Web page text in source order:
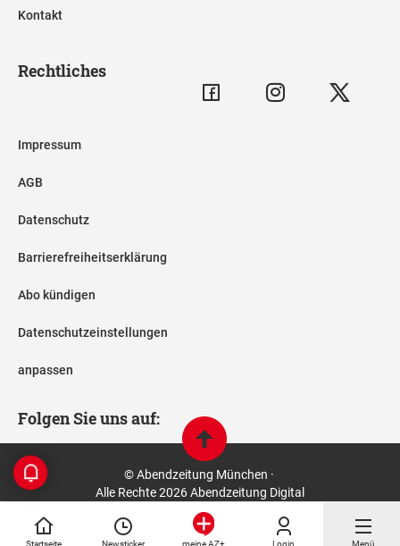
Startseite Newsticker meine AZ+ Login Menü
Kontakt
Rechtliches
Impressum
AGB
Datenschutz
Barrierefreiheitserklärung
Abo kündigen
Datenschutzeinstellungen
anpassen
Folgen Sie uns auf:
© Abendzeitung München ·
Alle Rechte 2026 Abendzeitung Digital